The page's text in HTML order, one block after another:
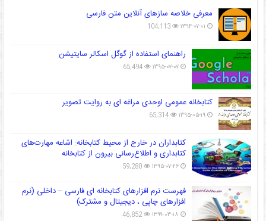
معرفی خلاصه سازهای آنلاین متن فارسی
۱۳۹۴-۰۷-۰۱ 104,113
راهنمای استفاده از گوگل اسکالر سایتیشن
۱۳۹۵-۰۷-۰۷ 65,494
کتابخانه عمومی اوحدی مراغه ای به روایت تصویر
۱۳۹۵-۰۵-۱۹ 65,314
کتابداران در خارج از محیط کتابخانه: اشاعه مهارت‌های
کتابداری و اطلاع‌رسانی بیرون از کتابخانه
۱۳۹۵-۰۷-۲۶ 59,280
فهرست نرم افزارهای کتابخانه ای فارسی – داخلی (نرم
افزارهای چاپی ، دیجیتال و مشترک)
۱۳۹۹-۰۳-۱۸ 46,852